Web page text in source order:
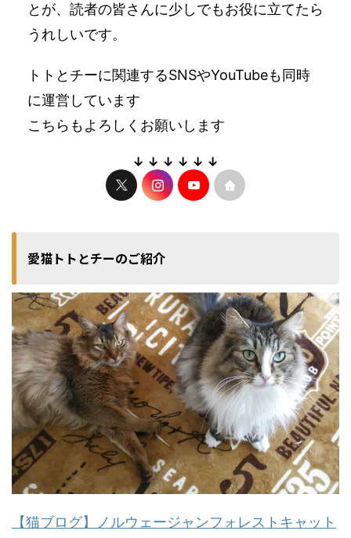
とが、読者の皆さんに少しでもお役に立てたら
うれしいです。
トトとチーに関連するSNSやYouTubeも同時
に運営しています
こちらもよろしくお願いします
↓ ↓ ↓ ↓ ↓ ↓
愛猫トトとチーのご紹介
【猫ブログ】ノルウェージャンフォレストキャット